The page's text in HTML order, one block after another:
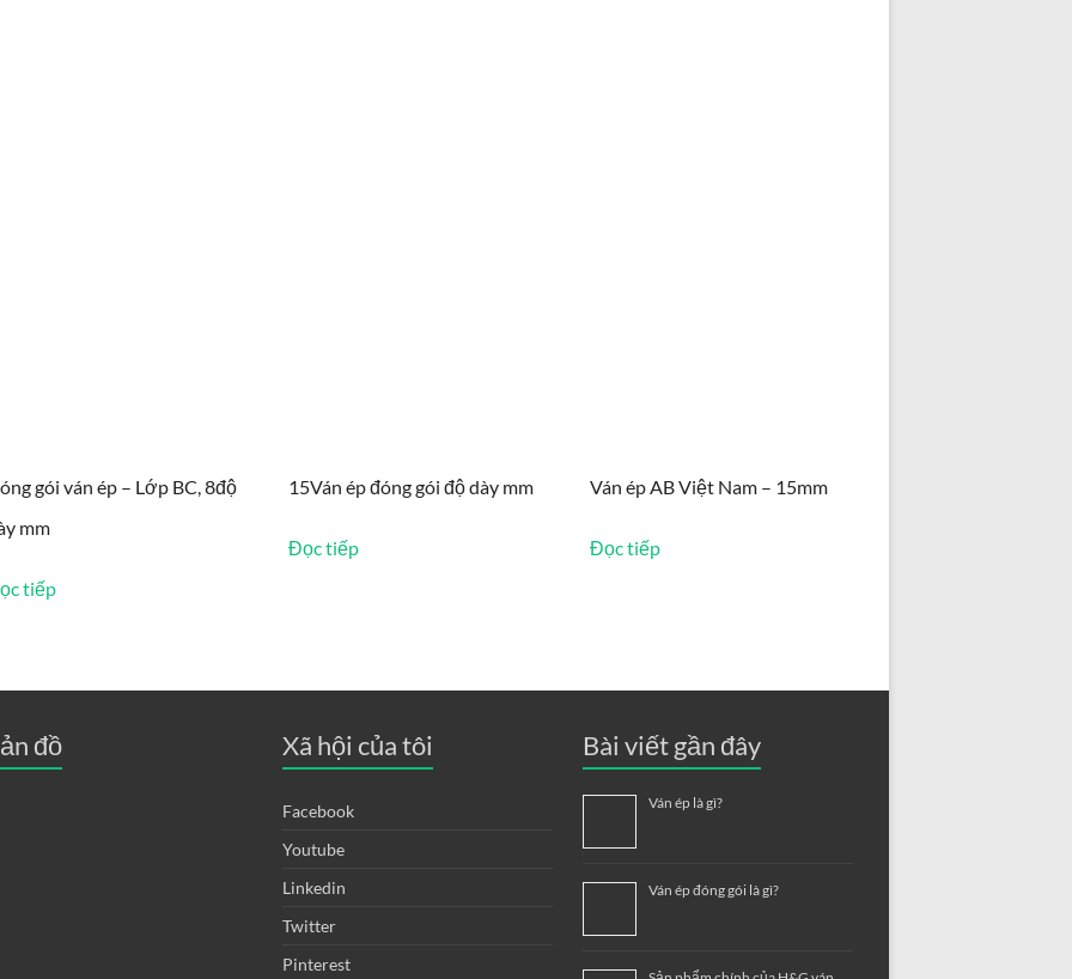
gói ván ép – Lớp BC, 8độ
mm
tiếp
15Ván ép đóng gói độ dày mm
Đọc tiếp
Ván ép AB Việt Nam – 15mm
Đọc tiếp
đồ Xã hội của tôi
Facebook
Youtube
Linkedin
Twitter
Pinterest
Bài viết gần đây
Ván ép là gì?
Ván ép đóng gói là gì?